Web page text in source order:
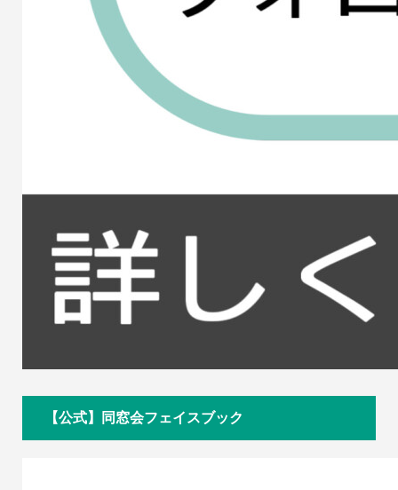
【公式】同窓会フェイスブック